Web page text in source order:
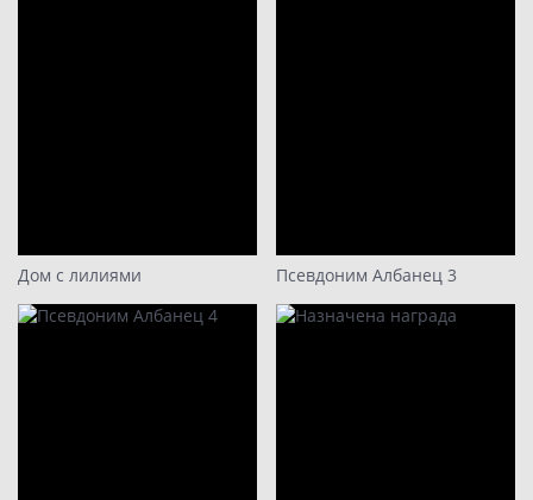
Дом с лилиями Псевдоним Албанец 3